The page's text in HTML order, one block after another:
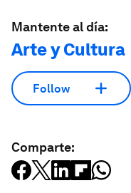
Mantente al día:
Arte y Cultura
Follow
Comparte: